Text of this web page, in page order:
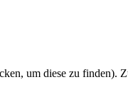
um diese zu finden).